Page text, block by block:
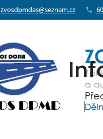
zvosdpmdas@seznam.cz